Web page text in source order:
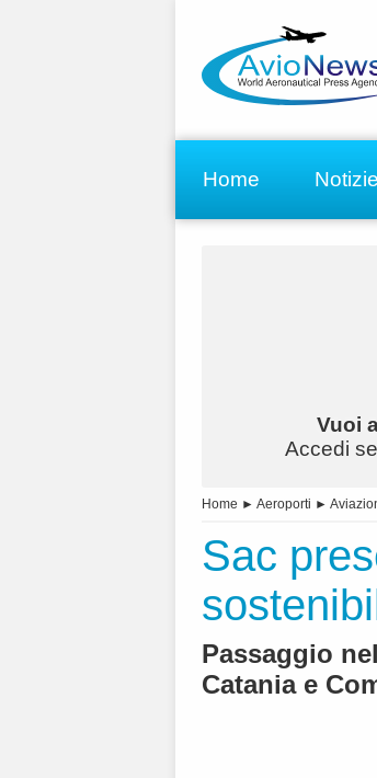
Home Notizie
Vuoi
Accedi
Home ► Aeroporti ►
Sac
Passaggio
Catania e